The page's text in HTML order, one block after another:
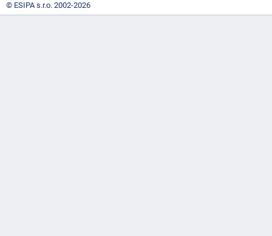
© ESIPA s.r.o. 2002-2026